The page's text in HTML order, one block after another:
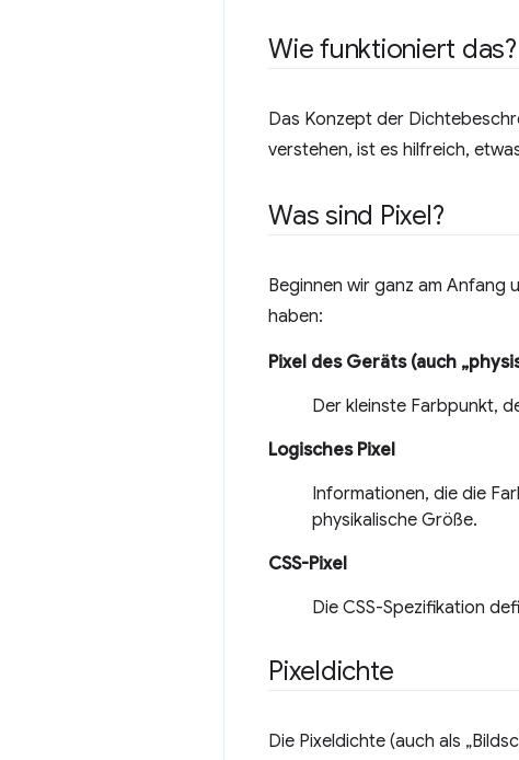
Wie funktioniert das?
Das Konzept der
verstehen, ist es hilfreich,
Was sind Pixel?
Beginnen wir ganz am Anfang
haben:
Pixel des Geräts (auch
Der kleinste Farbpunkt,
Logisches Pixel
Informationen, die die
physikalische Größe.
CSS-Pixel
Die CSS-Spezifikation
Pixeldichte
Die Pixeldichte (auch als